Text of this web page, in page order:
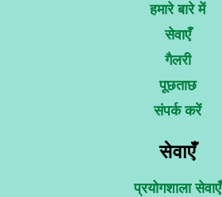
हमारे बारे में
सेवाएँ
गैलरी
पूछताछ
संपर्क करें
सेवाएँ
प्रयोगशाला सेवाएँ